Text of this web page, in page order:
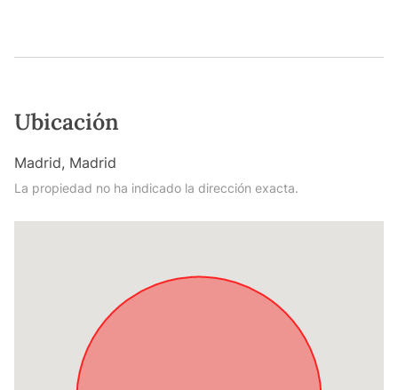
Ubicación
Madrid, Madrid
La propiedad no ha indicado la dirección exacta.